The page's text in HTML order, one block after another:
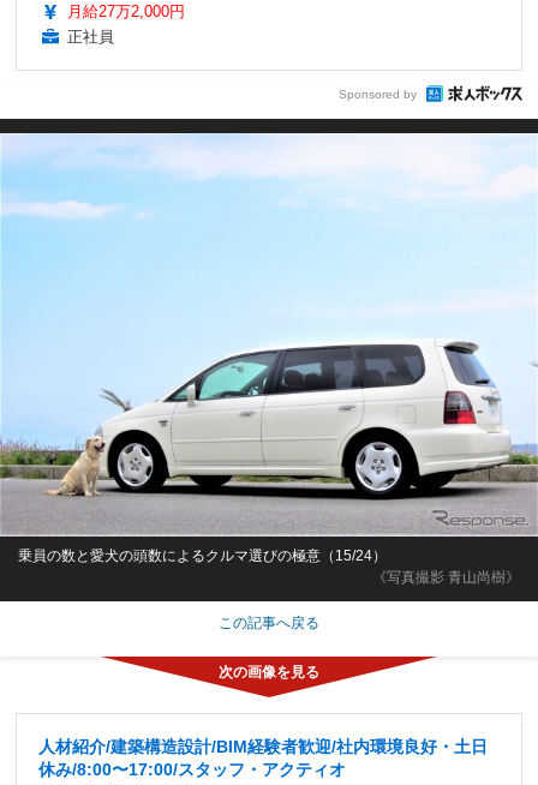
月給27万2,000円
正社員
Sponsored by
《写真撮影 青山尚樹》
乗員の数と愛犬の頭数によるクルマ選びの極意（15/24）
この記事へ戻る
人材紹介/建築構造設計/BIM経験者歓迎/社内環境良好・土日
休み/8:00〜17:00/スタッフ・アクティオ